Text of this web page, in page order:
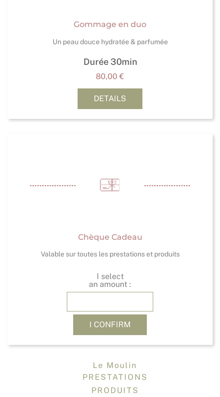
Gommage en duo
Un peau douce hydratée & parfumée
Durée 30min
80,00 €
DETAILS
Chèque Cadeau
Valable sur toutes les prestations et produits
I select
an amount :
I CONFIRM
Le Moulin
PRESTATIONS
PRODUITS